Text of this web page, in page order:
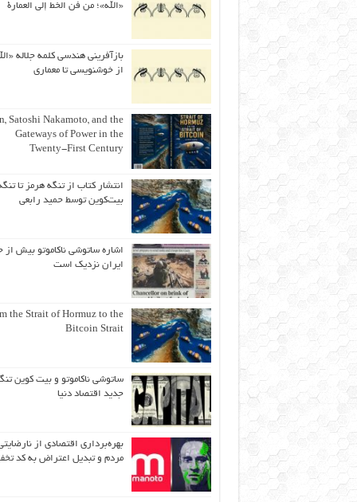
«الله»؛ من فن الخط إلى العمارة
بازآفرینی هندسی کلمه جلاله
از خوشنویسی تا معماری
Satoshi Nakamoto, and the
Gateways of Power in the
Twenty-First Century
انتشار کتاب از تنگه هرمز تا
بیت‌کوین توسط حمید رابعی
اشاره ساتوشی ناکاموتو بیش از
ایران نزدیک است
the Strait of Hormuz to the
Bitcoin Strait
ساتوشی ناکاموتو و بیت کوین
جدید اقتصاد دنیا
بهره‌برداری اقتصادی از
مردم و تبدیل اعتراض به کد